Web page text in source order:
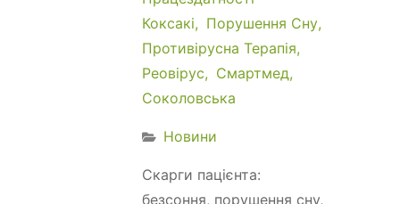
Коксакі
Порушення Сну
Противірусна Терапія
Реовірус
Смартмед
Соколовська
Новини
Скарги пацієнта:
безсоння, порушення сну,